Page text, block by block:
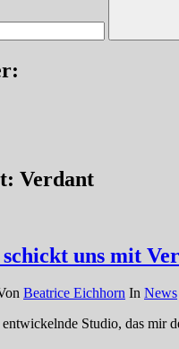
Verdant
uns mit
Beatrice Eichhorn In News
Studio, das mir